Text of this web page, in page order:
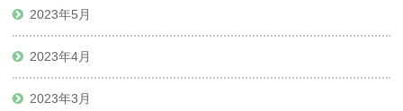
2023年5月
2023年4月
2023年3月